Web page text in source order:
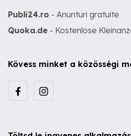
Publi24.ro - Anunturi gratuite
Quoka.de - Kostenlose
Kövess minket a közösségi